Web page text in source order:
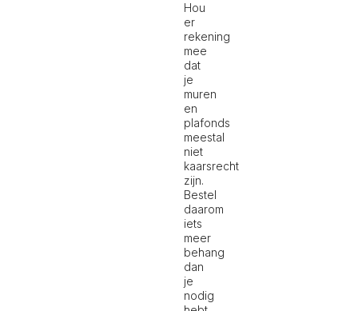
Hou
er
rekening
mee
dat
je
muren
en
plafonds
meestal
niet
kaarsrecht
zijn.
Bestel
daarom
iets
meer
behang
dan
je
nodig